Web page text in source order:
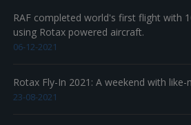
RAF completed world's first flight with
using Rotax powered aircraft.
06-12-2021
Rotax Fly-In 2021: A weekend with like-
23-08-2021